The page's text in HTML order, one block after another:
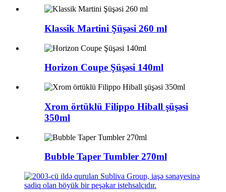
Klassik Martini Şüşəsi 260 ml
Horizon Coupe Şüşəsi 140ml
Xrom örtüklü Filippo Hiball şüşəsi
350ml
Bubble Taper Tumbler 270ml